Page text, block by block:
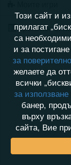
Хронология
Този сайт и
прилагат
са
и за
за
желаете да
всички
за
банер,
върху
сайта, Вие